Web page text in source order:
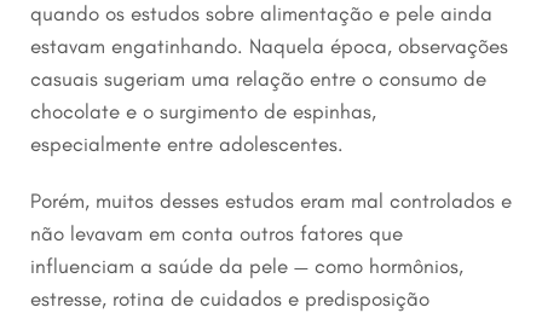
quando os estudos sobre alimentação e pele ainda
estavam engatinhando. Naquela época, observações
casuais sugeriam uma relação entre o consumo de
chocolate e o surgimento de espinhas,
especialmente entre adolescentes.
Porém, muitos desses estudos eram mal controlados e
não levavam em conta outros fatores que
influenciam a saúde da pele — como hormônios,
estresse, rotina de cuidados e predisposição